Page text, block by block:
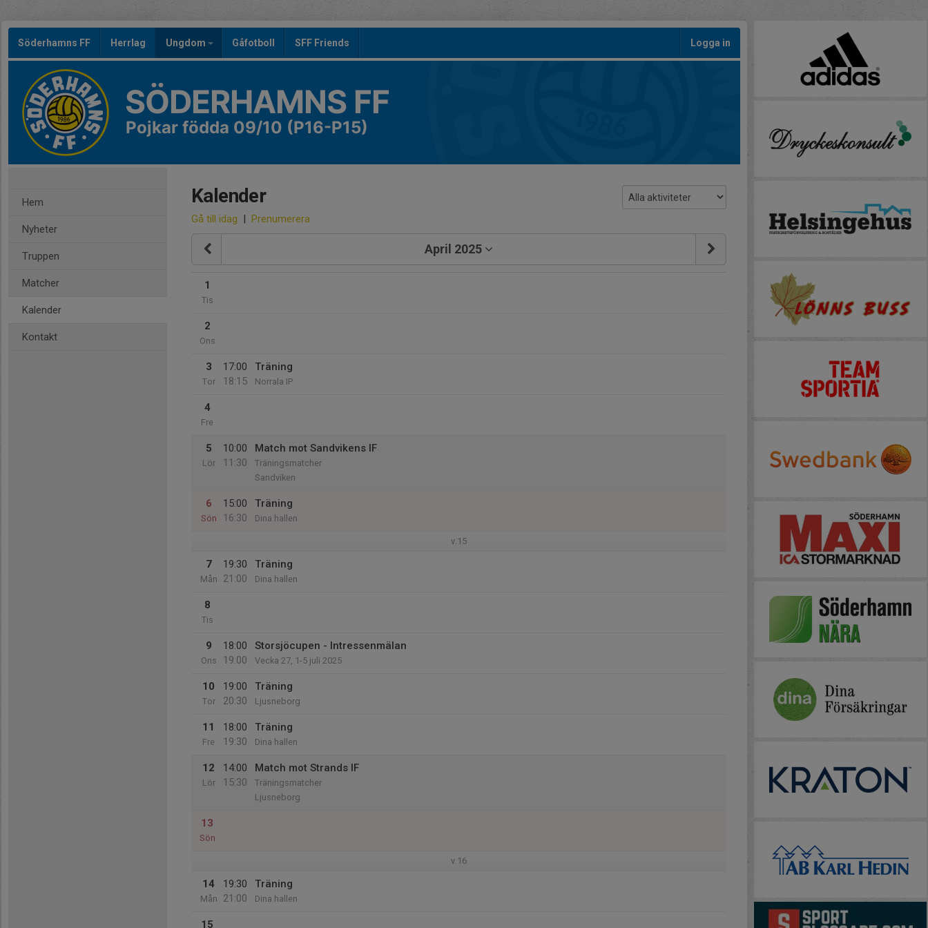
Söderhamns FF Herrlag Ungdom Gåfotboll SFF Friends Logga in
SÖDERHAMNS FF
Pojkar födda 09/10 (P16-P15)
Hem
Nyheter
Truppen
Matcher
Kalender
Kontakt
Kalender
Gå till idag | Prenumerera
April 2025
1
Tis
2
Ons
3
Tor
17:00
18:15
Träning
Norrala IP
4
Fre
5
Lör
10:00
11:30
Match mot Sandvikens IF
Träningsmatcher
Sandviken
6
Sön
15:00
16:30
Träning
Dina hallen
v.15
7
Mån
19:30
21:00
Träning
Dina hallen
8
Tis
9
Ons
18:00
19:00
Storsjöcupen - Intressenmälan
Vecka 27, 1-5 juli 2025
10
Tor
19:00
20:30
Träning
Ljusneborg
11
Fre
18:00
19:30
Träning
Dina hallen
12
Lör
14:00
15:30
Match mot Strands IF
Träningsmatcher
Ljusneborg
13
Sön
v.16
14
Mån
19:30
21:00
Träning
Dina hallen
15